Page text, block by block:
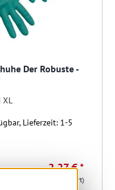
Der Robuste -
XL
Lieferzeit: 1-5
2,27 € *
(37.81% gespart)